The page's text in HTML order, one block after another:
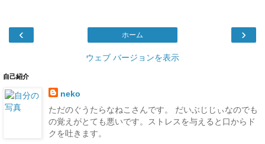
‹ ›
ホーム
ウェブ バージョンを表示
自己紹介
neko
ただのぐうたらなねこさんです。 だいぶじじぃなのでも
の覚えがとても悪いです。ストレスを与えると口からド
クを吐きます。